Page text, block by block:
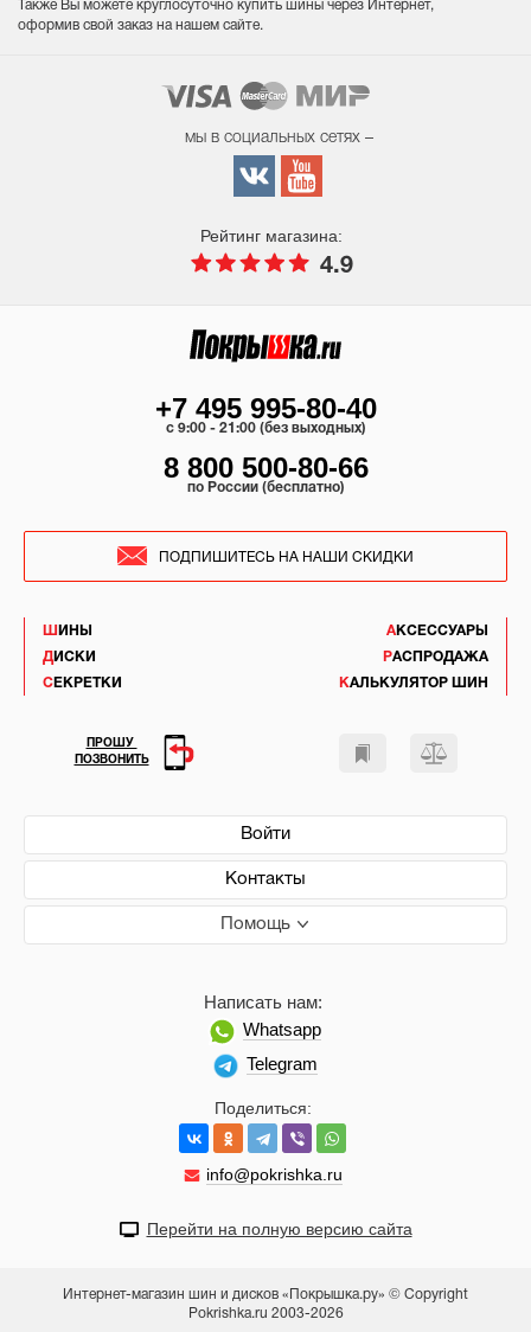
Также Вы можете круглосуточно купить шины через Интернет,
оформив свой заказ на нашем сайте.
мы в социальных сетях –
Рейтинг магазина:
4.9
ШИНЫ
ДИСКИ
СЕКРЕТКИ
АКСЕССУАРЫ
РАСПРОДАЖА
КАЛЬКУЛЯТОР ШИН
Войти
Контакты
Помощь
Поделиться:
info@pokrishka.ru
Написать нам:
Whatsapp
Telegram
+7 495 995-80-40
c 9:00 - 21:00 (без выходных)
8 800 500-80-66
по России (бесплатно)
ПОДПИШИТЕСЬ НА НАШИ СКИДКИ
ПРОШУ
ПОЗВОНИТЬ
Перейти на полную версию сайта
Интернет-магазин шин и дисков «Покрышка.ру» © Copyright
Pokrishka.ru 2003-2026